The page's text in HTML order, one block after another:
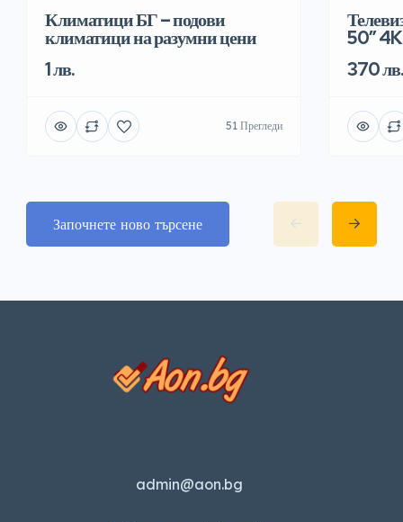
Климатици БГ – подови
климатици на разумни цени
1 лв.
51 Прегледи
50″ 4K
370 лв.
Започнете ново търсене
admin@aon.bg